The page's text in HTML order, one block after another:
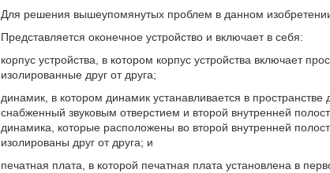
Для решения вышеупомянутых проблем в данном
Представляется оконечное устройство и включает в себя:
корпус устройства, в котором корпус устройства включает
изолированные друг от друга;
динамик, в котором динамик устанавливается в
снабженный звуковым отверстием и второй внутренней
динамика, которые расположены во второй внутренней
изолированы друг от друга; и
печатная плата, в которой печатная плата установлена в